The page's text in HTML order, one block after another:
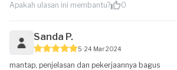
Apakah ulasan ini membantu?
0
Sanda P.
5 24 Mar 2024
mantap, penjelasan dan pekerjaannya bagus